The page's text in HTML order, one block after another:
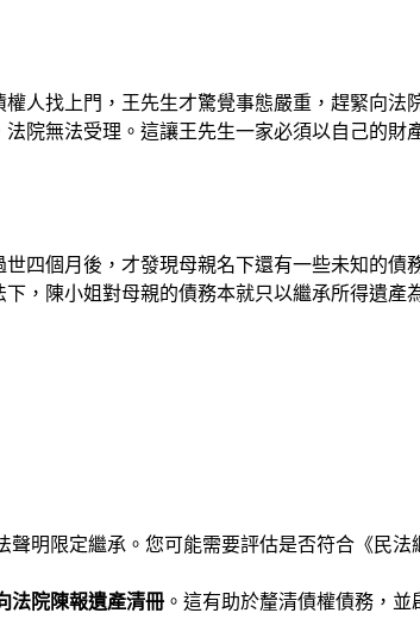
人找上門，王先生才驚覺事態嚴重，趕緊向法
院無法受理。這讓王先生一家必須以自己的財
四個月後，才發現母親名下還有一些未知的債
下，陳小姐對母親的債務本就只以繼承所得遺產
明限定繼承。您可能需要評估是否符合《民法
法院陳報遺產清冊 。這有助於釐清債權債務，